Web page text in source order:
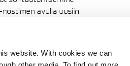
website. With cookies we can
avulla uusiin